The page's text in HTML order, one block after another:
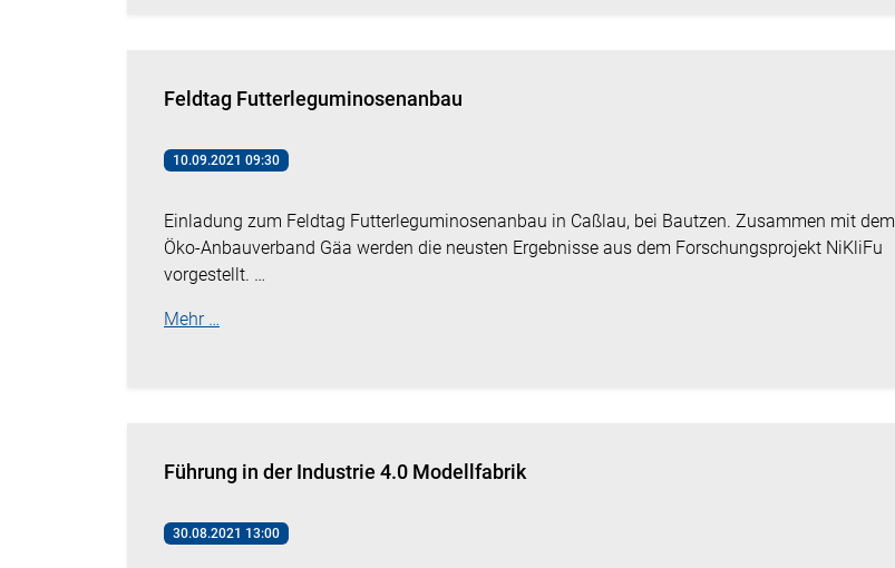
Feldtag Futterleguminosenanbau
10.09.2021 09:30
Einladung zum Feldtag Futterleguminosenanbau in Caßlau, bei Bautzen. Zusammen mit dem
Öko-Anbauverband Gäa werden die neusten Ergebnisse aus dem Forschungsprojekt NiKliFu
vorgestellt. …
Mehr …
Führung in der Industrie 4.0 Modellfabrik
30.08.2021 13:00